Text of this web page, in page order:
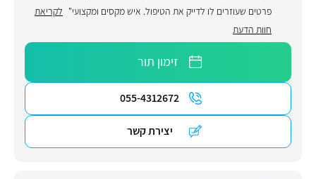
פרטים שעוזרים לו לדייק את הטיפול. איש מקסים ומקצועי" לקריאת
חוות הדעת
זימון תור
055-4312672
יצירת קשר